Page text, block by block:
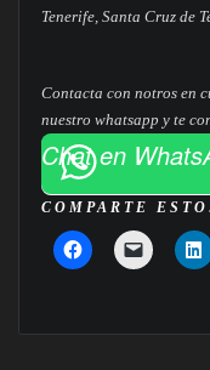
Tenerife, Santa Cruz de
Contacta con notros en
nuestro whatsapp y te
Chat en
COMPARTE